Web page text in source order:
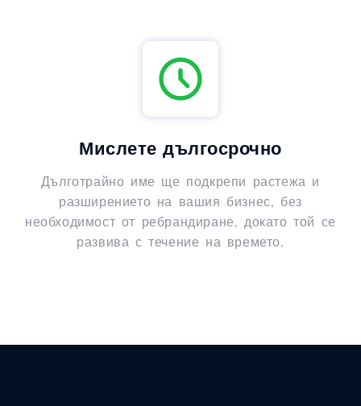
Мислете дългосрочно
Дълготрайно име ще подкрепи растежа и
разширението на вашия бизнес, без
необходимост от ребрандиране, докато той се
развива с течение на времето.